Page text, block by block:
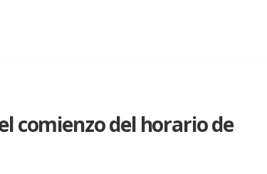
comienzo del horario de